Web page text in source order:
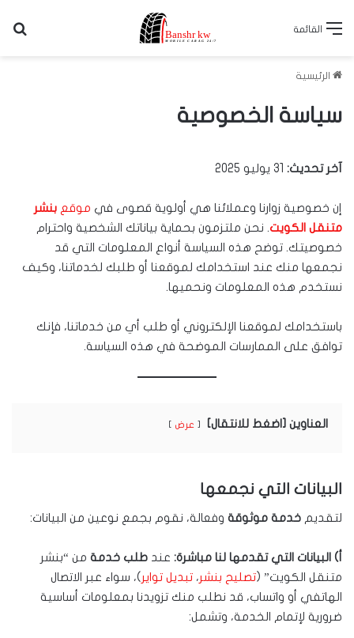
القائمة
الرئيسية
سياسة الخصوصية
آخر تحديث:
إن خصوصية زوارنا وعملائنا هي أولوية قصوى في موقع بنشر
متنقل الكويت. نحن ملتزمون بحماية بياناتك الشخصية واحترام
خصوصيتك. توضح هذه السياسة أنواع المعلومات التي قد
نجمعها منك عند استخدامك لموقعنا أو طلبك لخدماتنا، وكيف
نستخدم هذه المعلومات ونحميها.
باستخدامك لموقعنا الإلكتروني أو طلب أي من خدماتنا، فإنك
توافق على الممارسات الموضحة في هذه السياسة.
العناوين [اضغط للانتقال] عرض
البيانات التي نجمعها
لتقديم خدمة موثوقة وفعالة، نقوم بجمع نوعين من البيانات:
أ) البيانات التي تقدمها لنا مباشرة: عند طلب خدمة من “بنشر
متنقل الكويت” (تصليح بنشر، تبديل تواير)، سواء عبر الاتصال
الهاتفي أو واتساب، قد نطلب منك تزويدنا بمعلومات أساسية
ضرورية لإتمام الخدمة، وتشمل: